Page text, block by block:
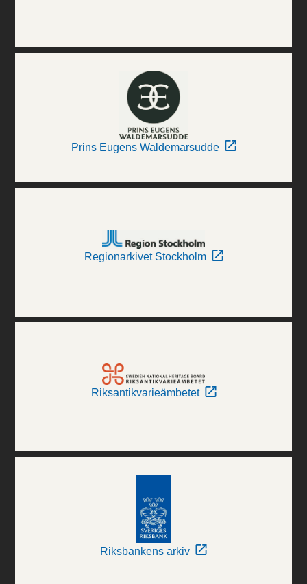
Prins Eugens Waldemarsudde
Regionarkivet Stockholm
Riksantikvarieämbetet
Riksbankens arkiv